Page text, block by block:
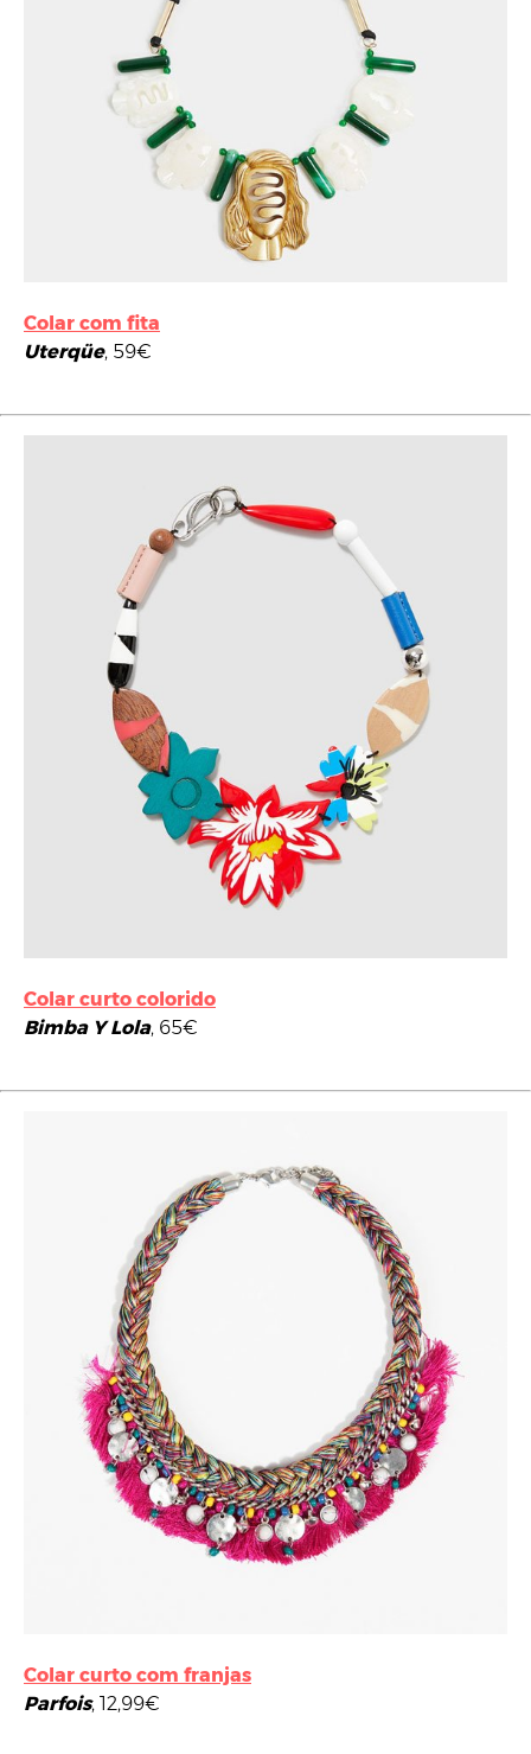
Colar com fita
Uterqüe, 59€
Colar curto colorido
Bimba Y Lola, 65€
Colar curto com franjas
Parfois, 12,99€